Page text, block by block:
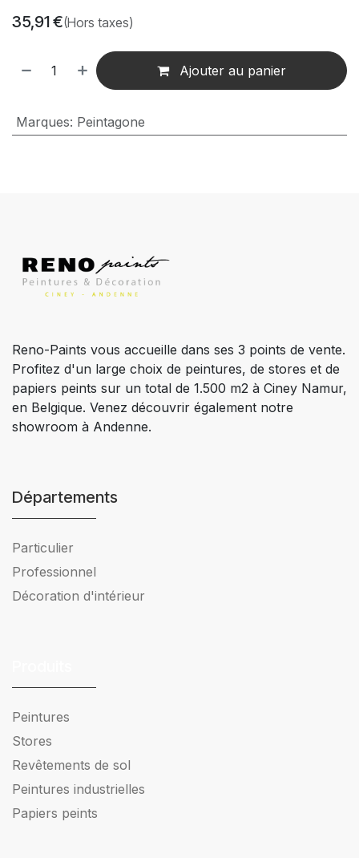
35,91€(Hors taxes)
Ajouter au panier
Marques: Peintagone
Reno-Paints vous accueille dans ses 3 points de vente.
Profitez d'un large choix de peintures, de stores et de
papiers peints sur un total de 1.500 m2 à Ciney Namur,
en Belgique. Venez découvrir également notre
showroom à Andenne.
Départements
Particulier
Professionnel
Décoration d'intérieur
Peintures
Stores
Revêtements de sol
Peintures industrielles
Papiers peints